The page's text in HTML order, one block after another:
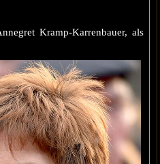
Kramp-Karrenbauer, als